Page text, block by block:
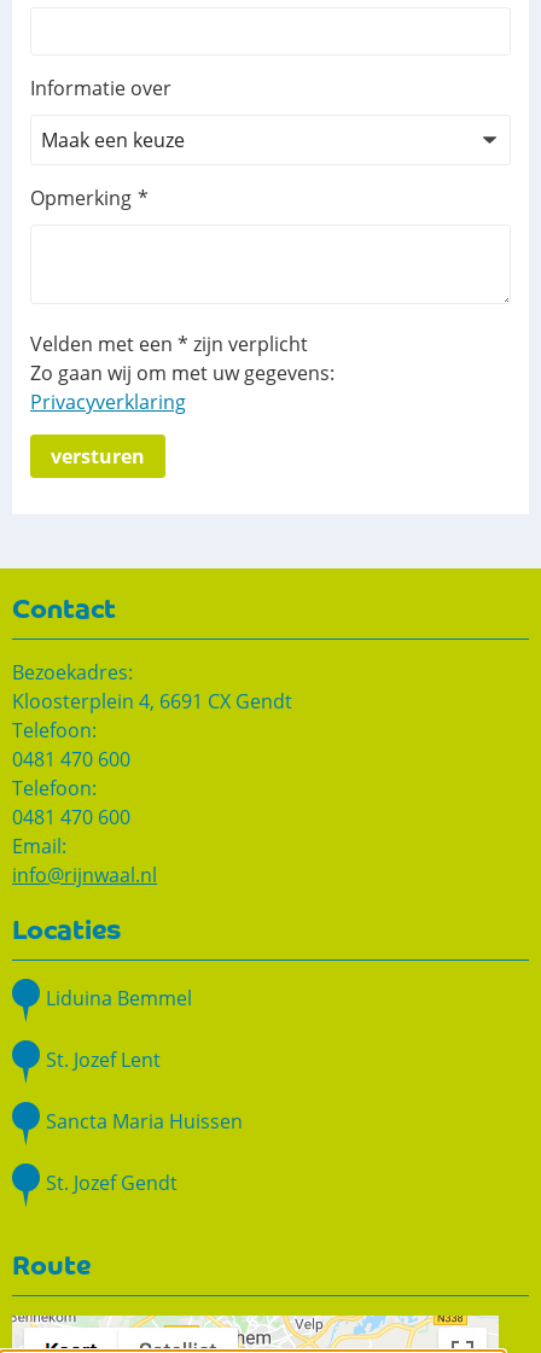
Informatie over
Opmerking
Velden met een * zijn verplicht
Zo gaan wij om met uw gegevens:
Privacyverklaring
versturen
Contact
Bezoekadres:
Kloosterplein 4, 6691 CX Gendt
Telefoon:
0481 470 600
Telefoon:
0481 470 600
Email:
info@rijnwaal.nl
Locaties
Liduina Bemmel
St. Jozef Lent
Sancta Maria Huissen
St. Jozef Gendt
Route